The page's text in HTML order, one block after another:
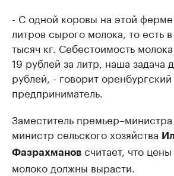
- С одной коровы на этой ферме
литров сырого молока, то есть
тысяч кг. Себестоимость
19 рублей за литр, наша задача
рублей, - говорит оренбургский
предприниматель.
Заместитель премьер–министра
министр сельского хозяйства
Фазрахманов считает, что
молоко должны вырасти.